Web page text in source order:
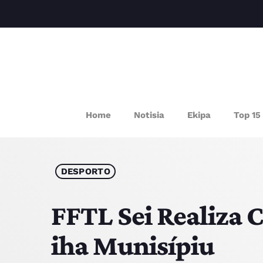
Home Notisia Ekipa Top 15
DESPORTO
FFTL Sei Realiza
iha Munisípiu